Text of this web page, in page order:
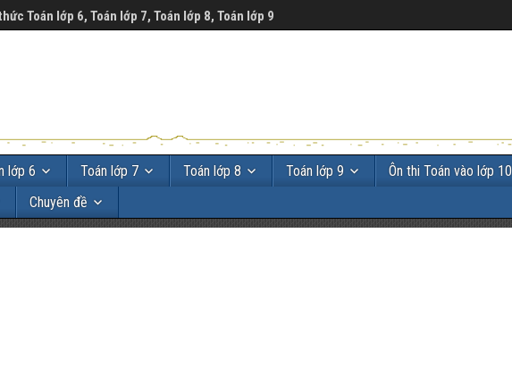
Toán lớp 6, Toán lớp 7, Toán lớp 8, Toán lớp 9
lớp 6 Toán lớp 7 Toán lớp 8 Toán lớp 9 Ôn thi Toán vào lớp 10
Chuyên đề